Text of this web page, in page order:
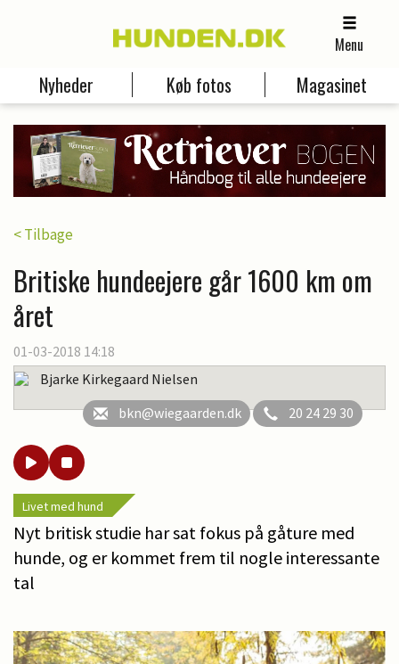
Menu
Nyheder Køb fotos Magasinet
< Tilbage
Britiske hundeejere går 1600 km om
året
01-03-2018 14:18
Bjarke Kirkegaard Nielsen
bkn@wiegaarden.dk
20 24 29 30
Livet med hund
Nyt britisk studie har sat fokus på gåture med
hunde, og er kommet frem til nogle interessante
tal